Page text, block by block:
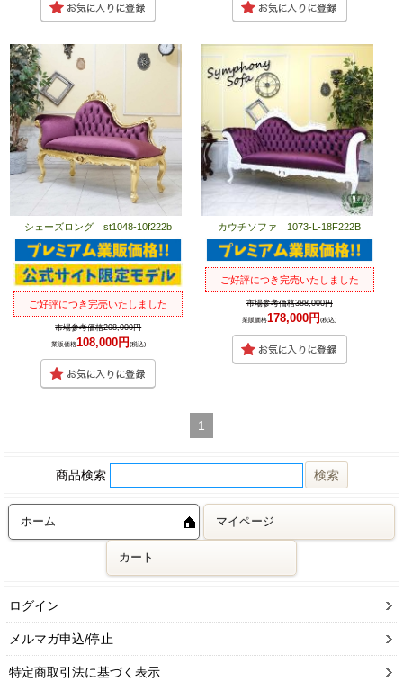
シェーズロング st1048-10f222b
ご好評につき完売いたしました
市場参考価格208,000円
業販価格108,000円 (税込)
カウチソファ 1073-L-18F222B
ご好評につき完売いたしました
市場参考価格388,000円
業販価格178,000円(税込)
1
商品検索
ホーム マイページ
カート
ログイン
メルマガ申込/停止
特定商取引法に基づく表示